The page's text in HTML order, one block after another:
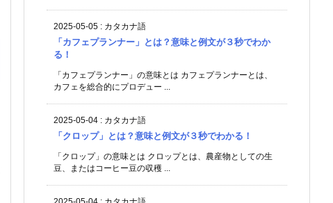
2025-05-05 : カタカナ語
「カフェプランナー」とは？意味と例文が３秒でわか
る！
「カフェプランナー」の意味とは カフェプランナーとは、
カフェを総合的にプロデュー ...
2025-05-04 : カタカナ語
「クロップ」とは？意味と例文が３秒でわかる！
「クロップ」の意味とは クロップとは、農産物としての生
豆、またはコーヒー豆の収穫 ...